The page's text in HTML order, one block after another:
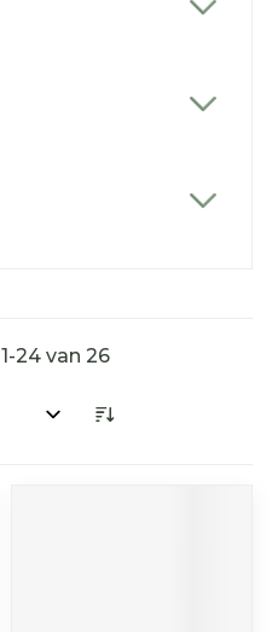
1-24 van 26